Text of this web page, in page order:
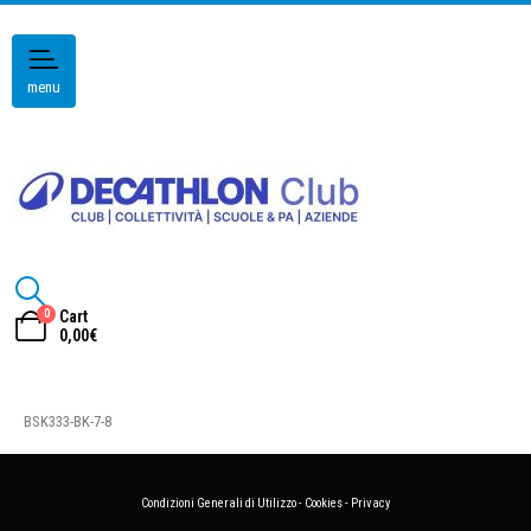
menu
0
Cart
0,00€
BSK333-BK-7-8
Condizioni Generali di Utilizzo- Cookies- Privacy